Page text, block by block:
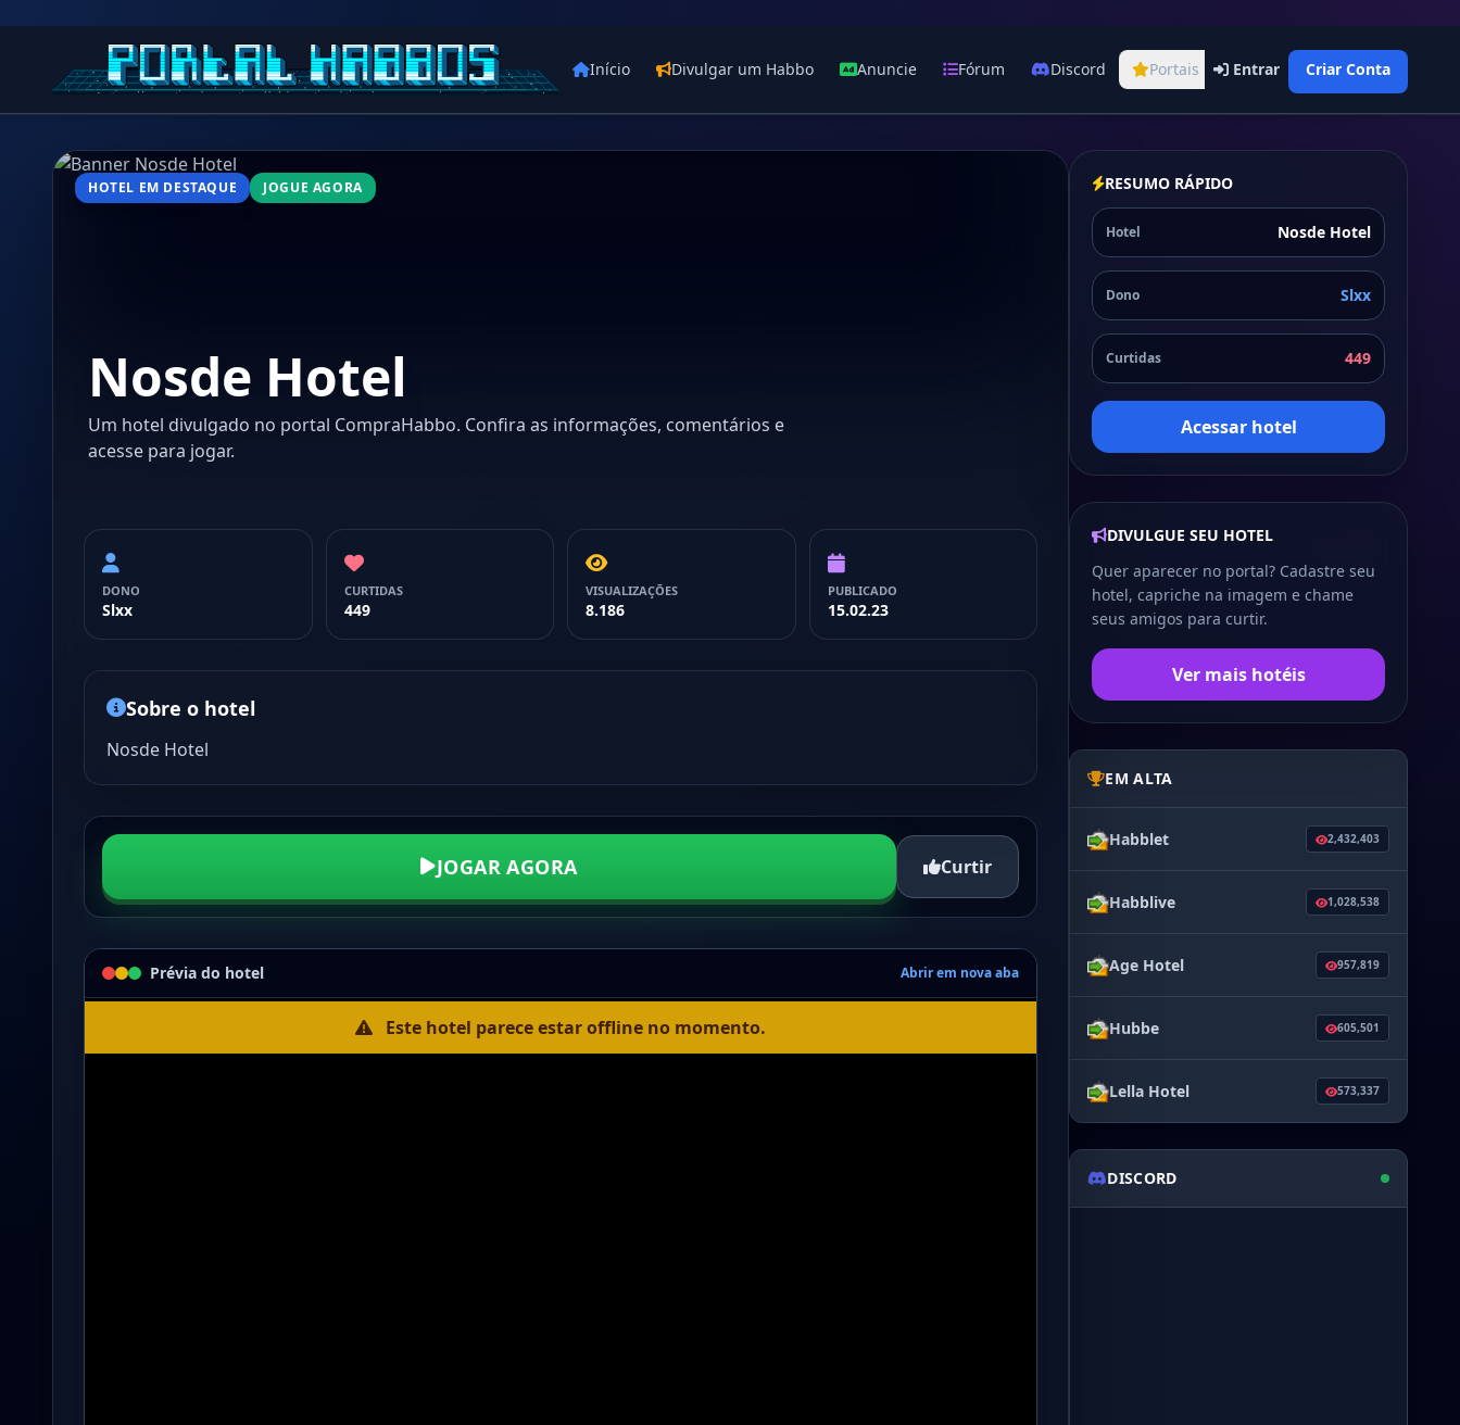
Início Divulgar um Habbo Anuncie Fórum Discord Portais Entrar Criar Conta
HOTEL EM DESTAQUE JOGUE AGORA
Nosde Hotel
Um hotel divulgado no portal CompraHabbo. Confira as informações, comentários e
acesse para jogar.
DONO
Slxx
CURTIDAS
449
VISUALIZAÇÕES
8.186
PUBLICADO
15.02.23
Sobre o hotel
Nosde Hotel
JOGAR AGORA Curtir
Prévia do hotel Abrir em nova aba
Este hotel parece estar offline no momento.
RESUMO RÁPIDO
Hotel Nosde Hotel
Dono Slxx
Curtidas 449
Acessar hotel
DIVULGUE SEU HOTEL
Quer aparecer no portal? Cadastre seu
hotel, capriche na imagem e chame
seus amigos para curtir.
Ver mais hotéis
EM ALTA
Habblet 2,432,403
Habblive 1,028,538
Age Hotel 957,819
Hubbe 605,501
Lella Hotel 573,337
DISCORD